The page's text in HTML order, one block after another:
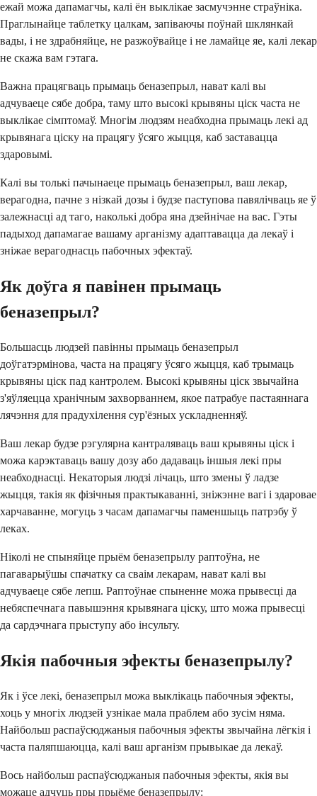
ежай можа дапамагчы, калі ён выклікае засмучэнне страўніка.
Праглынайце таблетку цалкам, запіваючы поўнай шклянкай
вады, і не здрабняйце, не разжоўвайце і не ламайце яе, калі лекар
не скажа вам гэтага.
Важна працягваць прымаць беназепрыл, нават калі вы
адчуваеце сябе добра, таму што высокі крывяны ціск часта не
выклікае сімптомаў. Многім людзям неабходна прымаць лекі ад
крывянага ціску на працягу ўсяго жыцця, каб заставацца
здаровымі.
Калі вы толькі пачынаеце прымаць беназепрыл, ваш лекар,
верагодна, пачне з нізкай дозы і будзе паступова павялічваць яе ў
залежнасці ад таго, наколькі добра яна дзейнічае на вас. Гэты
падыход дапамагае вашаму арганізму адаптавацца да лекаў і
зніжае верагоднасць пабочных эфектаў.
Як доўга я павінен прымаць
беназепрыл?
Большасць людзей павінны прымаць беназепрыл
доўгатэрмінова, часта на працягу ўсяго жыцця, каб трымаць
крывяны ціск пад кантролем. Высокі крывяны ціск звычайна
з'яўляецца хранічным захворваннем, якое патрабуе пастаяннага
лячэння для прадухілення сур'ёзных ускладненняў.
Ваш лекар будзе рэгулярна кантраляваць ваш крывяны ціск і
можа карэктаваць вашу дозу або дадаваць іншыя лекі пры
неабходнасці. Некаторыя людзі лічаць, што змены ў ладзе
жыцця, такія як фізічныя практыкаванні, зніжэнне вагі і здаровае
харчаванне, могуць з часам дапамагчы паменшыць патрэбу ў
леках.
Ніколі не спыняйце прыём беназепрылу раптоўна, не
пагаварыўшы спачатку са сваім лекарам, нават калі вы
адчуваеце сябе лепш. Раптоўнае спыненне можа прывесці да
небяспечнага павышэння крывянага ціску, што можа прывесці
да сардэчнага прыступу або інсульту.
Якія пабочныя эфекты беназепрылу?
Як і ўсе лекі, беназепрыл можа выклікаць пабочныя эфекты,
хоць у многіх людзей узнікае мала праблем або зусім няма.
Найбольш распаўсюджаныя пабочныя эфекты звычайна лёгкія і
часта паляпшаюцца, калі ваш арганізм прывыкае да лекаў.
Вось найбольш распаўсюджаныя пабочныя эфекты, якія вы
можаце адчуць пры прыёме беназепрылу: